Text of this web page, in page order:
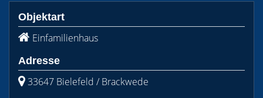
Objektart
Einfamilienhaus
Adresse
33647 Bielefeld / Brackwede